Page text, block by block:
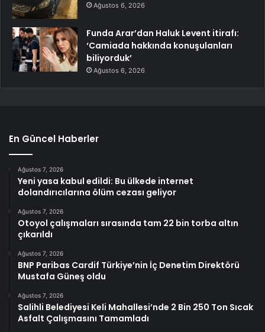
Ağustos 6, 2026
Funda Arar’dan Haluk Levent itirafı:
‘Camiada hakkında konuşulanları
biliyorduk’
Ağustos 6, 2026
En Güncel Haberler
Ağustos 7, 2026
Yeni yasa kabul edildi: Bu ülkede internet
dolandırıcılarına ölüm cezası geliyor
Ağustos 7, 2026
Otoyol çalışmaları sırasında tam 22 bin torba altın
çıkarıldı
Ağustos 7, 2026
BNP Paribas Cardif Türkiye’nin İç Denetim Direktörü
Mustafa Güneş oldu
Ağustos 7, 2026
Salihli Belediyesi Keli Mahallesi’nde 2 Bin 250 Ton Sıcak
Asfalt Çalışmasını Tamamladı